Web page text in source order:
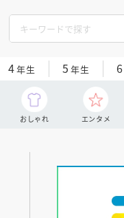
4年生 5 年生 6
おしゃれ エンタメ